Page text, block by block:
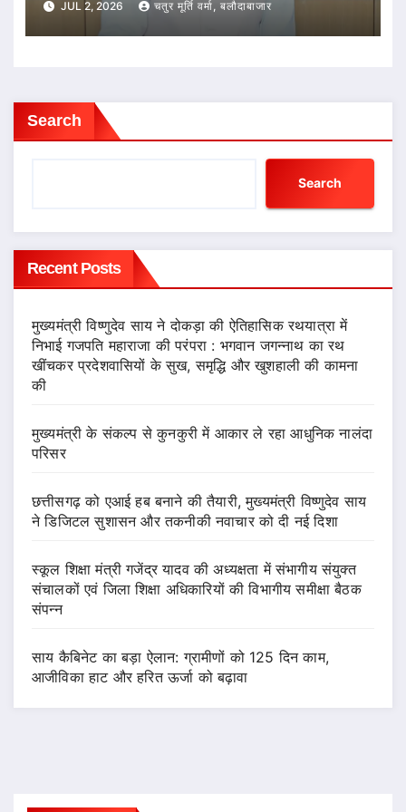
JUL 2, 2026 चतुर मूर्ति वर्मा, बलौदाबाजार
Search
Search
Recent Posts
मुख्यमंत्री विष्णुदेव साय ने दोकड़ा की ऐतिहासिक रथयात्रा में
निभाई गजपति महाराजा की परंपरा : भगवान जगन्नाथ का रथ
खींचकर प्रदेशवासियों के सुख, समृद्धि और खुशहाली की कामना
की
मुख्यमंत्री के संकल्प से कुनकुरी में आकार ले रहा आधुनिक नालंदा
परिसर
छत्तीसगढ़ को एआई हब बनाने की तैयारी, मुख्यमंत्री विष्णुदेव साय
ने डिजिटल सुशासन और तकनीकी नवाचार को दी नई दिशा
स्कूल शिक्षा मंत्री गजेंद्र यादव की अध्यक्षता में संभागीय संयुक्त
संचालकों एवं जिला शिक्षा अधिकारियों की विभागीय समीक्षा बैठक
संपन्न
साय कैबिनेट का बड़ा ऐलान: ग्रामीणों को 125 दिन काम,
आजीविका हाट और हरित ऊर्जा को बढ़ावा